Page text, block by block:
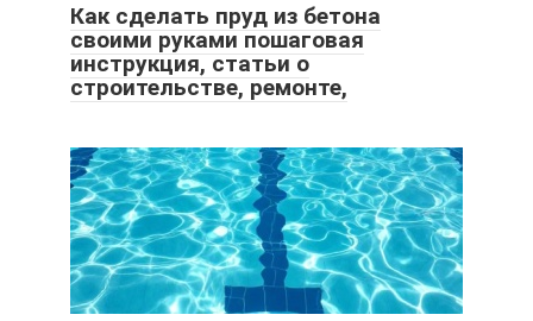
Как сделать пруд из бетона
своими руками пошаговая
инструкция, статьи о
строительстве, ремонте,